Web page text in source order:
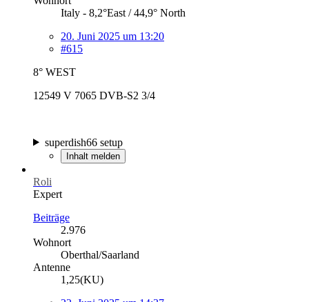
Italy - 8,2°East / 44,9° North
20. Juni 2025 um 13:20
#615
8° WEST
12549 V 7065 DVB-S2 3/4
superdish66 setup
Inhalt melden
Roli
Expert
Beiträge
2.976
Wohnort
Oberthal/Saarland
Antenne
1,25(KU)